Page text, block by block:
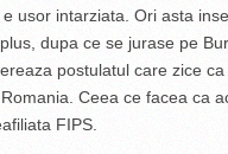
usor intarziata. Ori asta
dupa ce se jurase pe
postulatul care zice
Ceea ce facea ca
FIPS.